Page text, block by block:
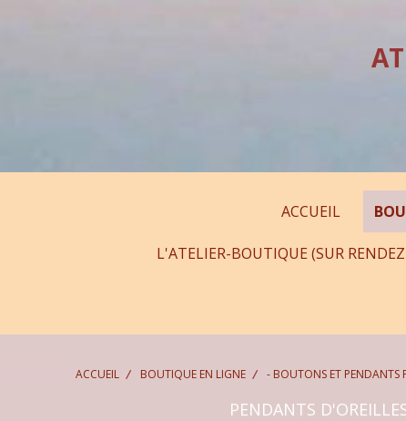
ACCUEIL
L'ATELIER-BOUTIQUE (SUR
ACCUEIL BOUTIQUE EN LIGNE - BOUTONS ET PENDANTS
PENDANTS